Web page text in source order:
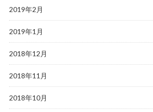
2019年2月
2019年1月
2018年12月
2018年11月
2018年10月